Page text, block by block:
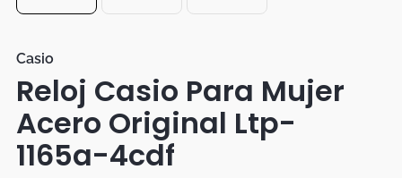
Casio
Reloj Casio Para Mujer
Acero Original Ltp-
1165a-4cdf
Sillas
Lamparas
Duvet
Botas
Dko